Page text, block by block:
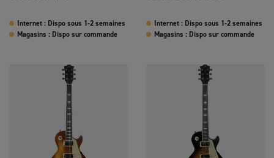
Internet : Dispo sous 1-2 semaines
Magasins : Dispo sur commande
Internet : Dispo sous 1-2 semaines
Magasins : Dispo sur commande